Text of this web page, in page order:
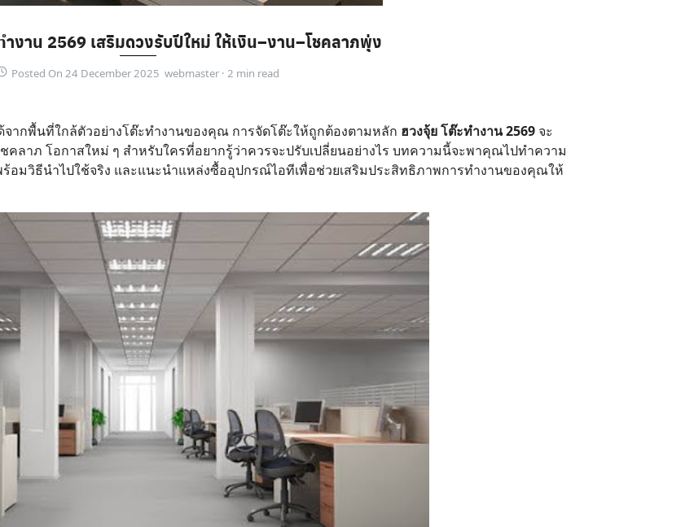
งาน 2569 เสริมดวงรับปีใหม่ ให้เงิน–งาน–โชคลาภพุ่ง
Posted On 24 December 2025 webmaster ·
จากพื้นที่ใกล้ตัวอย่างโต๊ะทำงานของคุณ การจัดโต๊ะให้ถูกต้องตามหลัก ฮวงจุ้ย โต๊ะทำงาน 2569 จะ
คลาภ โอกาสใหม่ ๆ สำหรับใครที่อยากรู้ว่าควรจะปรับเปลี่ยนอย่างไร บทความนี้จะพาคุณไปทำความ
อมวิธีนำไปใช้จริง และแนะนำแหล่งซื้ออุปกรณ์ไอทีเพื่อช่วยเสริมประสิทธิภาพการทำงานของคุณให้